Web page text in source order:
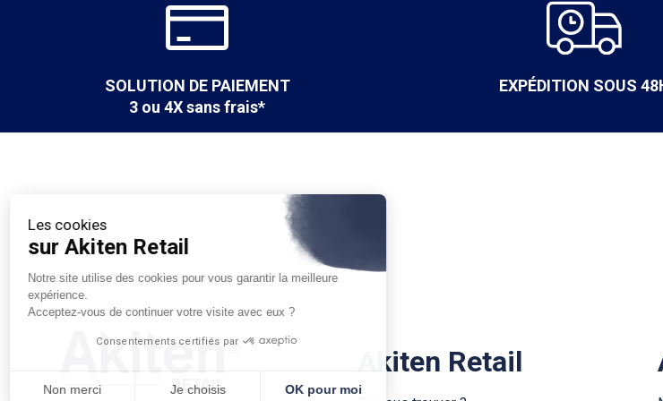
Les cookies
sur Akiten Retail
Notre site utilise des cookies pour vous garantir la meilleure
expérience.
Acceptez-vous de continuer votre visite avec eux ?
Consentements certifiés par
Non merci Je choisis OK pour moi
matelas en mousse 1 place Aiata
matelas 1 place Oana en mousse
SOLUTION DE PAIEMENT
3 ou 4X sans frais*
EXPÉDITION SOUS
Akiten Retail